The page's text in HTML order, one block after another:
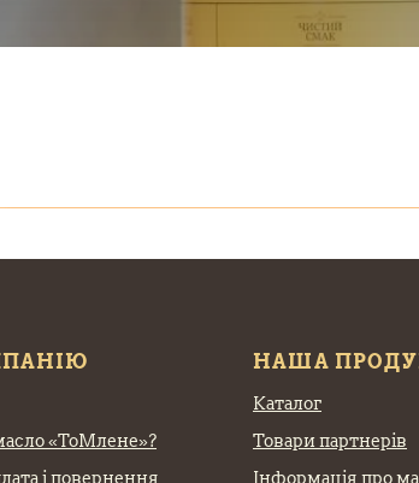
«ТоМлене»?
і повернення
НАША
Каталог
Товари партнерів
Інформація про